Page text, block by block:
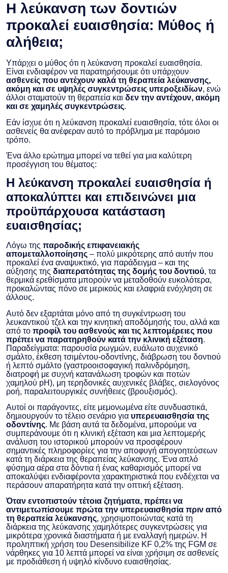
Η λεύκανση των δοντιών
προκαλεί ευαισθησία: Μύθος ή
αλήθεια;
Υπάρχει ο μύθος ότι η λεύκανση προκαλεί ευαισθησία.
Είναι ενδιαφέρον να παρατηρήσουμε ότι υπάρχουν
ασθενείς που αντέχουν καλά τη θεραπεία λεύκανσης,
ακόμη και σε υψηλές συγκεντρώσεις υπεροξειδίων, ενώ
άλλοι σταματούν τη θεραπεία και δεν την αντέχουν, ακόμη
και σε χαμηλές συγκεντρώσεις.
Εάν ίσχυε ότι η λεύκανση προκαλεί ευαισθησία, τότε όλοι οι
ασθενείς θα ανέφεραν αυτό το πρόβλημα με παρόμοιο
τρόπο.
Ένα άλλο ερώτημα μπορεί να τεθεί για μια καλύτερη
προσέγγιση του θέματος:
Η λεύκανση προκαλεί ευαισθησία ή
αποκαλύπτει και επιδεινώνει μια
προϋπάρχουσα κατάσταση
ευαισθησίας;
Λόγω της παροδικής επιφανειακής
απομεταλλοποίησης – πολύ μικρότερης από αυτήν που
προκαλεί ένα αναψυκτικό, για παράδειγμα – και της
αύξησης της διαπερατότητας της δομής του δοντιού, τα
θερμικά ερεθίσματα μπορούν να μεταδοθούν ευκολότερα,
προκαλώντας πόνο σε μερικούς και ελαφριά ενόχληση σε
άλλους.
Αυτό δεν εξαρτάται μόνο από τη συγκέντρωση του
λευκαντικού τζελ και την κινητική αποδόμησής του, αλλά και
από το προφίλ του ασθενούς και τις λεπτομέρειες που
πρέπει να παρατηρηθούν κατά την κλινική εξέταση.
Παραδείγματα: παρουσία ρωγμών, ευάλωτο αυχενικό
σμάλτο, έκθεση τσιμέντου-οδοντίνης, διάβρωση του δοντιού
ή λεπτό σμάλτο (γαστροοισοφαγική παλινδρόμηση,
διατροφή με συχνή κατανάλωση τροφών και ποτών
χαμηλού pH), μη τερηδονικές αυχενικές βλάβες, σιελογόνος
ροή, παραλειτουργικές συνήθειες (βρουξισμός).
Αυτοί οι παράγοντες, είτε μεμονωμένα είτε συνδυαστικά,
δημιουργούν το τέλειο σενάριο για υπερευαισθησία της
οδοντίνης. Με βάση αυτά τα δεδομένα, μπορούμε να
συμπεράνουμε ότι η κλινική εξέταση και μια λεπτομερής
ανάλυση του ιστορικού μπορούν να προσφέρουν
σημαντικές πληροφορίες για την αποφυγή απογοητεύσεων
κατά τη διάρκεια της θεραπείας λεύκανσης. Ένα απλό
φύσημα αέρα στα δόντια ή ένας καθαρισμός μπορεί να
αποκαλύψει ενδιαφέροντα χαρακτηριστικά που ενδέχεται να
περάσουν απαρατήρητα κατά την οπτική εξέταση.
Όταν εντοπιστούν τέτοια ζητήματα, πρέπει να
αντιμετωπίσουμε πρώτα την υπερευαισθησία πριν από
τη θεραπεία λεύκανσης, χρησιμοποιώντας κατά τη
διάρκεια της λεύκανσης χαμηλότερες συγκεντρώσεις για
μικρότερα χρονικά διαστήματα ή με εναλλαγή ημερών. Η
προληπτική χρήση του Desensibilize KF 0,2% της FGM σε
νάρθηκες για 10 λεπτά μπορεί να είναι χρήσιμη σε ασθενείς
με προδιάθεση ή υψηλό κίνδυνο ευαισθησίας.